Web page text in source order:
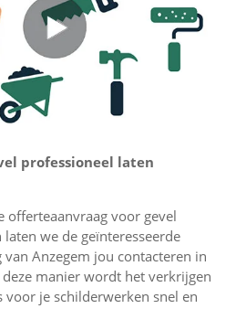
professioneel laten
offerteaanvraag voor gevel
we de geïnteresseerde
Anzegem jou contacteren in
manier wordt het verkrijgen
je schilderwerken snel en